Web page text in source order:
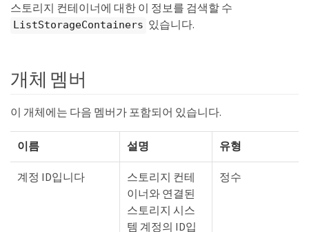
스토리지 컨테이너에 대한 이 정보를 검색할 수
ListStorageContainers 있습니다.
개체 멤버
이 개체에는 다음 멤버가 포함되어 있습니다.
이름 설명 유형
계정 ID입니다
스토리지 컨테
이너와 연결된
스토리지 시스
템 계정의 ID입
정수